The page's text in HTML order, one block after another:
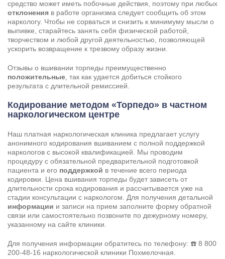
средство может иметь побочные действия, поэтому при любых
отклонения в работе организма следует сообщить об этом
наркологу. Чтобы не сорваться и снизить к минимуму мысли о
выпивке, старайтесь занять себя физической работой,
творчеством и любой другой деятельностью, позволяющей
ускорить возвращение к трезвому образу жизни.
Отзывы о вшивании торпеды преимущественно
положительные , так как удается добиться стойкого
результата с длительной ремиссией.
Кодирование методом «Торпедо» в частном
наркологическом центре
Наш платная наркологическая клиника предлагает услугу
анонимного кодирования вшиванием с полной поддержкой
наркологов с высокой квалификацией. Мы проводим
процедуру с обязательной предварительной подготовкой
пациента и его поддержкой в течение всего периода
кодировки. Цена вшивания торпеды будет зависеть от
длительности срока кодирования и рассчитывается уже на
стадии консультации с наркологом . Для получения детальной
информации и записи на прием заполните форму обратной
связи или самостоятельно позвоните по дежурному номеру,
указанному на сайте клиники.
Для получения информации обратитесь по телефону: ☎️ 8 800
200-48-16 наркологической клиники Похмелочная.